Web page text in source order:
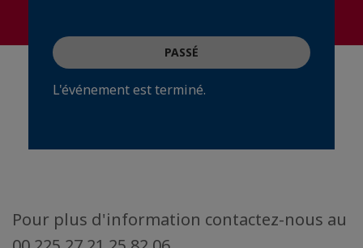
PASSÉ
L'événement est terminé.
Pour plus d'information contactez-nous au